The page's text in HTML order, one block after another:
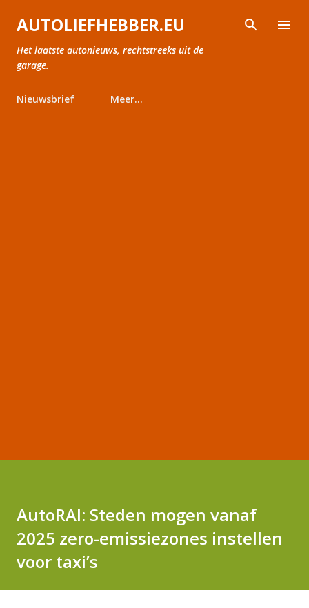
Doorgaan naar hoofdcontent
AUTOLIEFHEBBER.EU
Het laatste autonieuws, rechtstreeks uit de
garage.
Nieuwsbrief Meer…
AutoRAI: Steden mogen vanaf
2025 zero-emissiezones instellen
voor taxi’s